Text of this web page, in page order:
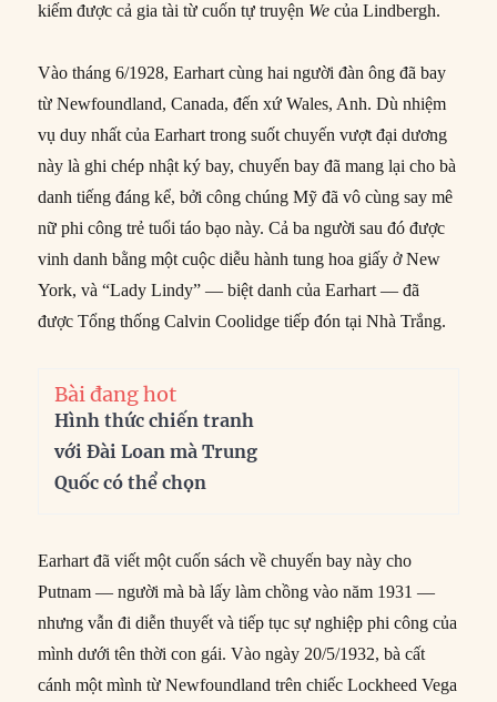
kiếm được cả gia tài từ cuốn tự truyện We của Lindbergh.
Vào tháng 6/1928, Earhart cùng hai người đàn ông đã bay
từ Newfoundland, Canada, đến xứ Wales, Anh. Dù nhiệm
vụ duy nhất của Earhart trong suốt chuyến vượt đại dương
này là ghi chép nhật ký bay, chuyến bay đã mang lại cho bà
danh tiếng đáng kể, bởi công chúng Mỹ đã vô cùng say mê
nữ phi công trẻ tuổi táo bạo này. Cả ba người sau đó được
vinh danh bằng một cuộc diễu hành tung hoa giấy ở New
York, và “Lady Lindy” — biệt danh của Earhart — đã
được Tổng thống Calvin Coolidge tiếp đón tại Nhà Trắng.
Bài đang hot
Hình thức chiến tranh
với Đài Loan mà Trung
Quốc có thể chọn
Earhart đã viết một cuốn sách về chuyến bay này cho
Putnam — người mà bà lấy làm chồng vào năm 1931 —
nhưng vẫn đi diễn thuyết và tiếp tục sự nghiệp phi công của
mình dưới tên thời con gái. Vào ngày 20/5/1932, bà cất
cánh một mình từ Newfoundland trên chiếc Lockheed Vega